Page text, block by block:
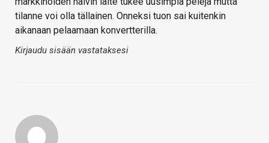
tilanne voi olla tällainen. Onneksi tuon sai kuitenkin
aikanaan pelaamaan konvertterilla.
Kirjaudu sisään vastataksesi